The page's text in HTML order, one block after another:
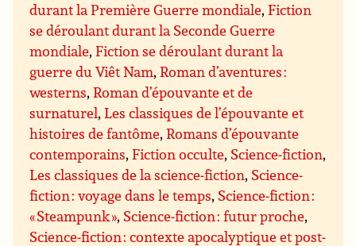
durant la Première Guerre mondiale,Fiction
se déroulant durant la Seconde Guerre
mondiale,Fiction se déroulant durant la
guerre du Viêt Nam,Roman d’aventures :
westerns,Roman d’épouvante et de
surnaturel,Les classiques de l’épouvante et
histoires de fantôme,Romans d’épouvante
contemporains,Fiction occulte, Science-fiction,
Les classiques de la science-fiction, Science-
fiction : voyage dans le temps, Science-fiction :
« Steampunk », Science-fiction : futur proche,
Science-fiction : contexte apocalyptique et post-